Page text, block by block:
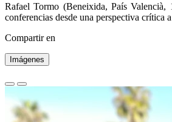
Rafael Tormo (Beneixida, País
conferencias desde una perspectiva crítica
Compartir en
Imágenes